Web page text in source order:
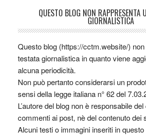
QUESTO BLOG NON RAPPRESENTA
GIORNALISTICA
Questo blog (https://cctm.website/)
testata giornalistica in quanto viene
alcuna periodicità.
Non può pertanto considerarsi un
sensi della legge italiana n° 62 del
L’autore del blog non è responsabile
commenti ai post, nè del contenuto dei
Alcuni testi o immagini inseriti in